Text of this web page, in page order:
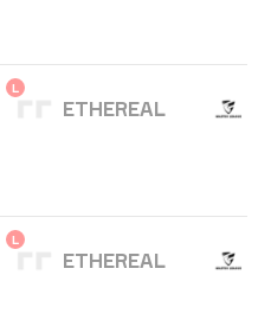
L
ETHEREAL
L
ETHEREAL